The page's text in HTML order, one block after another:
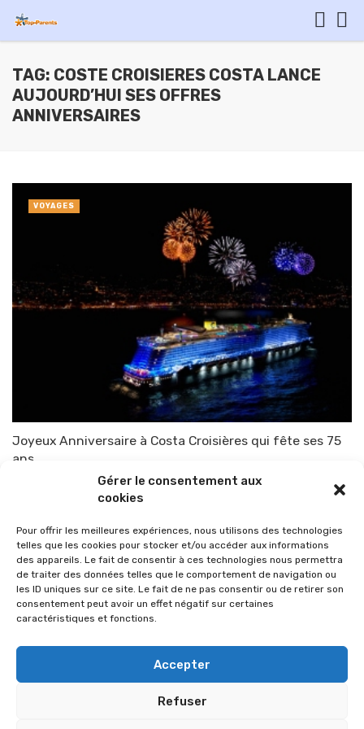
Gérer le consentement aux
cookies
Pour offrir les meilleures expériences, nous utilisons des technologies
telles que les cookies pour stocker et/ou accéder aux informations
des appareils. Le fait de consentir à ces technologies nous permettra
de traiter des données telles que le comportement de navigation ou
les ID uniques sur ce site. Le fait de ne pas consentir ou de retirer son
consentement peut avoir un effet négatif sur certaines
caractéristiques et fonctions.
Accepter
Refuser
TAG: COSTE CROISIERES COSTA LANCE
AUJOURD’HUI SES OFFRES
ANNIVERSAIRES
Joyeux Anniversaire à Costa Croisières qui fête ses 75
ans
TOP-PARENTS 20 mars 2023
VOYAGES